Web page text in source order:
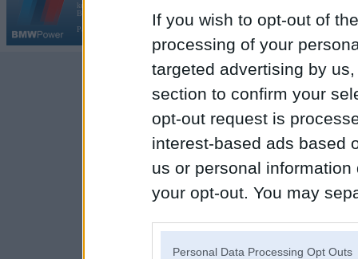
If you wish to opt-out of
processing of your
targeted advertising by
section to confirm your
opt-out request is
interest-based ads based
us or personal
your opt-out. You may
Personal Data Processing Opt Outs
kopš 2002. gada 14. maija. Tas nav auto klubs un nav saistīts ar
BMW AG.
Par BMWPower
|Reklāma
Galvena |